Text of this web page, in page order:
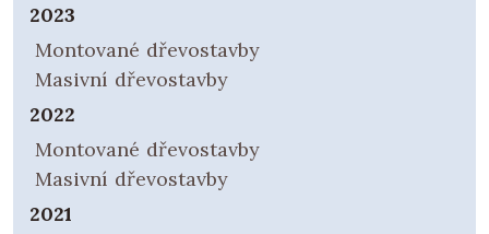
2023
Montované dřevostavby
Masivní dřevostavby
2022
Montované dřevostavby
Masivní dřevostavby
2021